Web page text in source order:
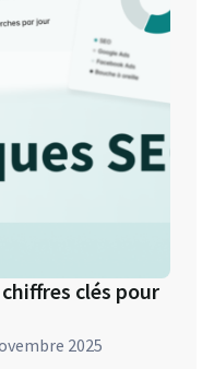
clés pour
2025